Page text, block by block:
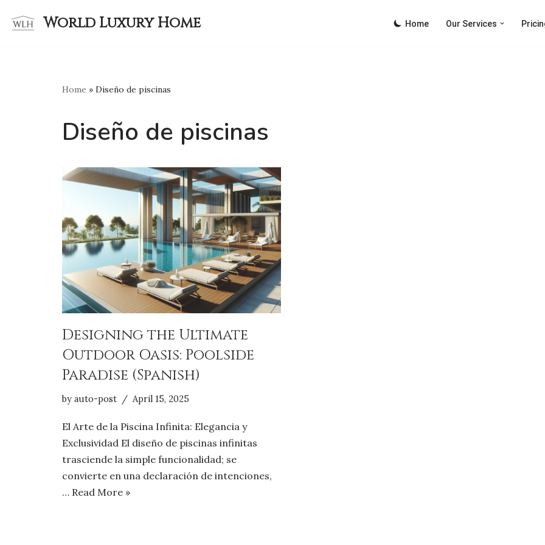
Skip
World Luxury Home Home Our Services
Home » Diseño de piscinas
Diseño de piscinas
Designing the Ultimate
Outdoor Oasis: Poolside
Paradise (Spanish)
by auto-post April 15, 2025
El Arte de la Piscina Infinita: Elegancia y
Exclusividad El diseño de piscinas infinitas
trasciende la simple funcionalidad; se
convierte en una declaración de intenciones,
… Read More »